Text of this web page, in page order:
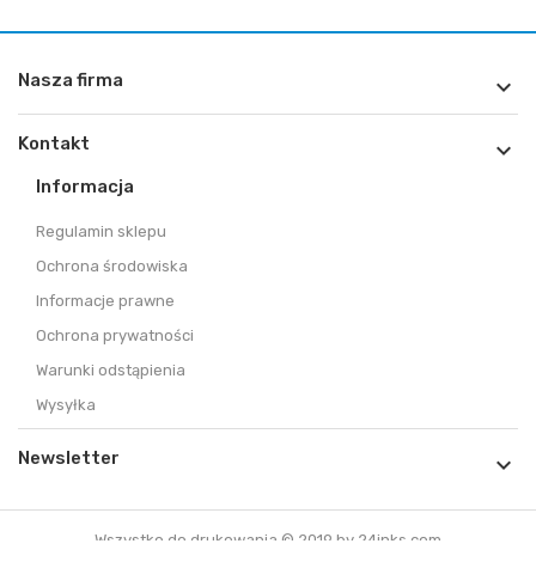
Nasza firma 
Kontakt 
Informacja
Regulamin sklepu
Ochrona środowiska
Informacje prawne
Ochrona prywatności
Warunki odstąpienia
Wysyłka
Newsletter 
Wszystko do drukowania © 2019 by 24inks.com